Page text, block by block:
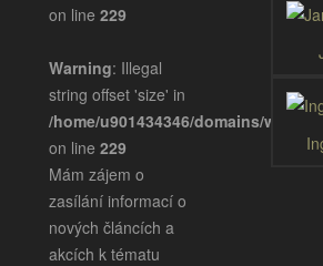
on line 229
Warning: Illegal
string offset 'size' in
/home/u901434346/domains/
on line 229
Mám zájem o
zasílání informací o
nových článcích a
akcích k tématu